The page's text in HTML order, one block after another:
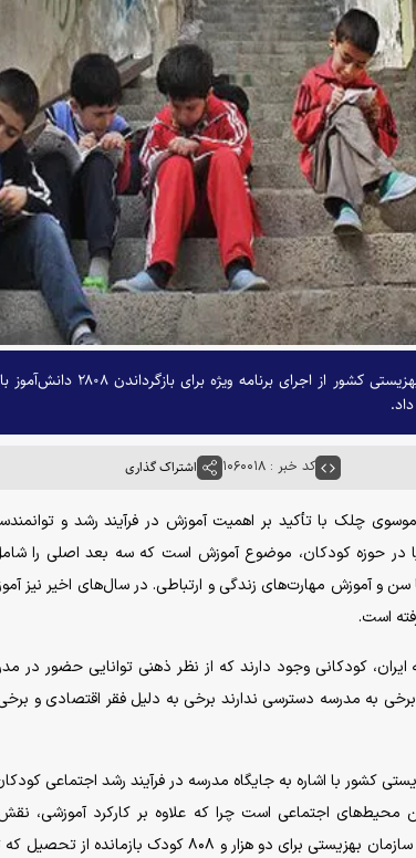
معاون سلامت اجتماعی سازمان
کد خبر : ۱۰۶۰۰۱۸ اشتراک گذاری
چلک با تأکید بر اهمیت آموزش در فرآیند رشد و
در حوزه کودکان، موضوع آموزش است که سه بعد اصلی را
و آموزش مهارت‌های زندگی و ارتباطی. در سال‌های اخیر نیز
است.
کودکانی وجود دارند که از نظر ذهنی توانایی حضور در
برخی به مدرسه دسترسی ندارند برخی به دلیل فقر اقتصادی و
کشور با اشاره به جایگاه مدرسه در فرآیند رشد اجتماعی
محیط‌های اجتماعی است چرا که علاوه بر کارکرد آموزشی،
کودکان ایفا می‌کند. بر همین اساس سازمان بهزیستی برای